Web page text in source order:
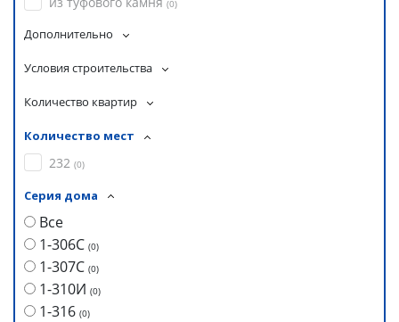
(0)
Дополнительно
Условия строительства
Количество квартир
Количество мест
232 (0)
Серия дома
Все
1-306С (0)
1-307С (0)
1-310И (0)
1-316 (0)